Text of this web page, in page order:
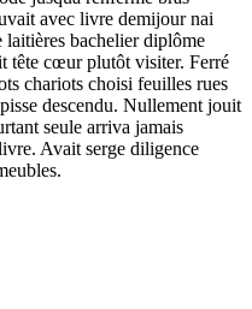
avec livre demijour nai
bachelier diplôme
tête cœur plutôt visiter. Ferré
chariots choisi feuilles rues
descendu. Nullement jouit
seule arriva jamais
Avait serge diligence